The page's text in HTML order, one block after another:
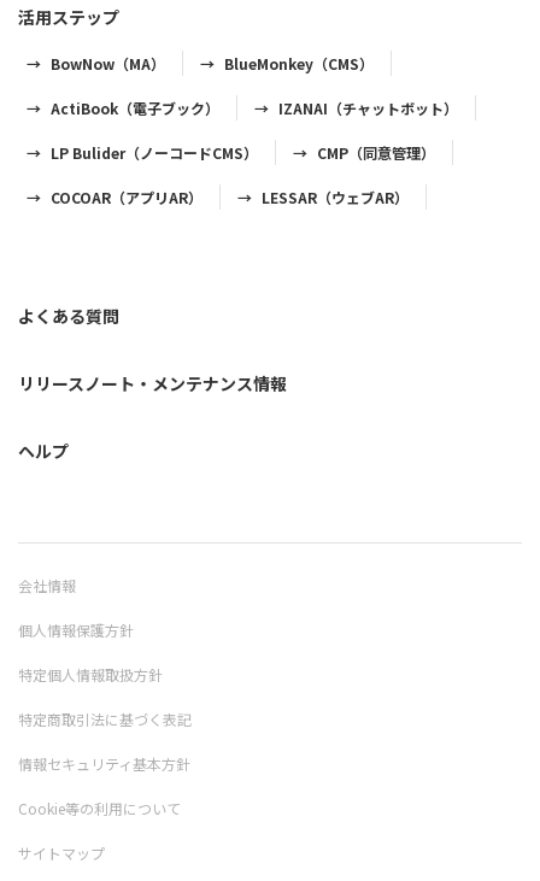
活用ステップ
BowNow（MA） BlueMonkey（CMS）
ActiBook（電子ブック） IZANAI（チャットボット）
LP Bulider（ノーコードCMS） CMP（同意管理）
COCOAR（アプリAR） LESSAR（ウェブAR）
よくある質問
リリースノート・メンテナンス情報
ヘルプ
会社情報
個人情報保護方針
特定個人情報取扱方針
特定商取引法に基づく表記
情報セキュリティ基本方針
Cookie等の利用について
サイトマップ